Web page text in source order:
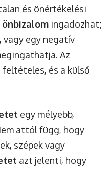
és önértékelési
önbizalom ingadozhat;
vagy egy negatív
Az
és a külső
egy mélyebb,
attól függ, hogy
szépek vagy
azt jelenti, hogy